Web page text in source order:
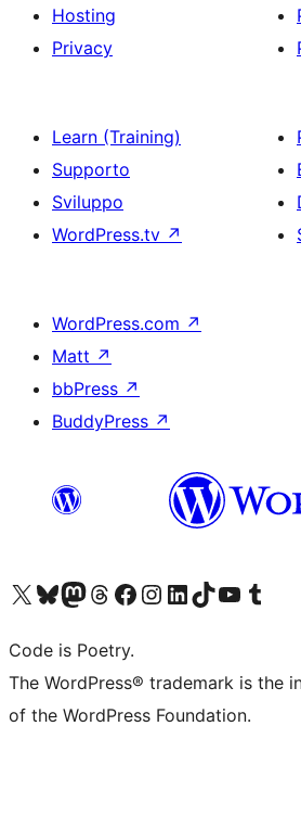
Hosting
Privacy
Learn (Training)
Supporto
Sviluppo
WordPress.tv ↗
WordPress.com ↗
Matt ↗
bbPress ↗
BuddyPress ↗
Visita il nostro account X (ex Twitter)
Visita il nostro account Bluesky
Visita il nostro account Mastodon
Visita il nostro account Threads
Visita la nostra pagina Facebook
Visita il nostro account Instagram
Visita il nostro account LinkedIn
Visita il nostro account TikTok
Visita il nostro canale
Visita il nostro account
Code is Poetry.
The WordPress® trademark is the
of the WordPress Foundation.